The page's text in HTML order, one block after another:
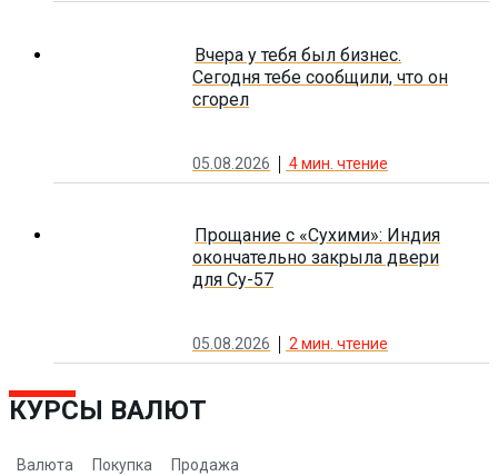
Вчера у тебя был бизнес.
Сегодня тебе сообщили, что он
сгорел
05.08.2026 4мин. чтение
Прощание с «Сухими»: Индия
окончательно закрыла двери
для Су-57
05.08.2026 2мин. чтение
КУРСЫ ВАЛЮТ
Валюта Покупка Продажа